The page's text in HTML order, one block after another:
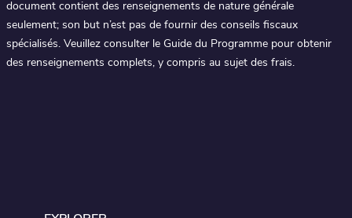
document contient des renseignements de nature générale
seulement; son but n’est pas de fournir des conseils fiscaux
spécialisés. Veuillez consulter le Guide du Programme pour obtenir
des renseignements complets, y compris au sujet des frais.